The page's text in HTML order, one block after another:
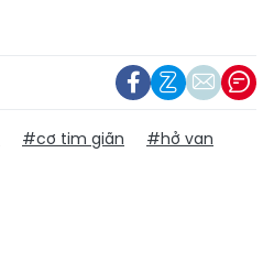
#cơ tim giãn
#hở van